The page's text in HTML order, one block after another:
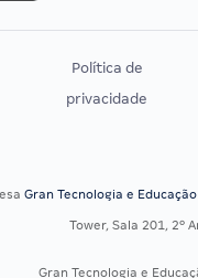
Política de
privacidade
Gran Tecnologia e
Tower, Sala 201, 2º
Gran Tecnologia e